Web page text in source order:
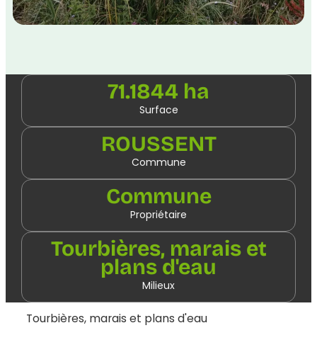
71.1844 ha
Surface
ROUSSENT
Commune
Commune
Propriétaire
Tourbières, marais et
plans d'eau
Milieux
Tourbières, marais et plans d'eau